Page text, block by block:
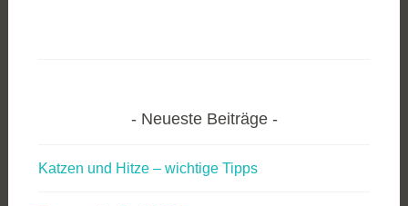
Neueste Beiträge
Katzen und Hitze – wichtige Tipps